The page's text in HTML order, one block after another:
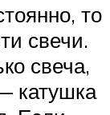
то
свечи.
свеча,
катушка